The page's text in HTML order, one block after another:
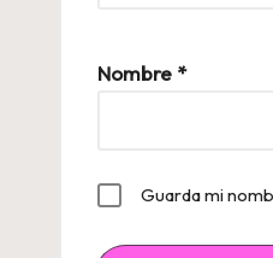
Nombre *
Guarda mi